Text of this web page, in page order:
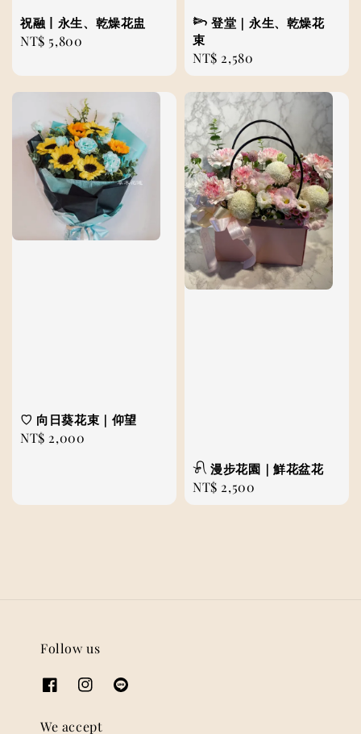
祝融丨永生、乾燥花盅
Regular
NT$ 5,800
𓆸 登堂｜永生、乾燥花
束
Regular
price
NT$ 2,580
♡ 向日葵花束｜仰望
Regular
NT$ 2,000
𓍯 漫步花園｜鮮花盆花
Regular
price
NT$ 2,500
Follow us
We accept